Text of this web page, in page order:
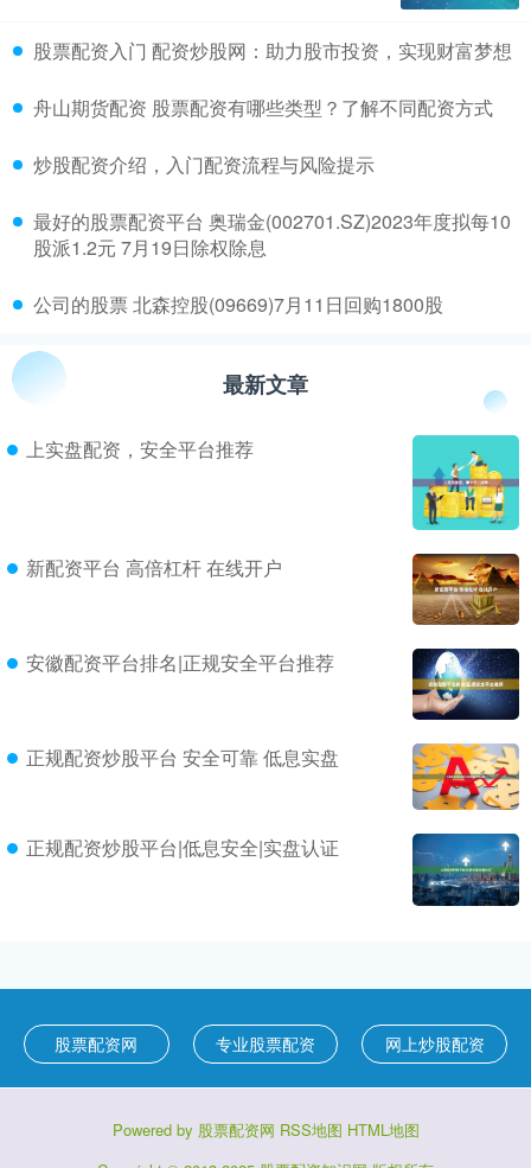
​股票配资入门 配资炒股网：助力股市投资，实现财富梦想
​舟山期货配资 股票配资有哪些类型？了解不同配资方式
​炒股配资介绍，入门配资流程与风险提示
​最好的股票配资平台 奥瑞金(002701.SZ)2023年度拟每10
股派1.2元 7月19日除权除息
​公司的股票 北森控股(09669)7月11日回购1800股
最新文章
上实盘配资，安全平台推荐
新配资平台 高倍杠杆 在线开户
安徽配资平台排名|正规安全平台推荐
正规配资炒股平台 安全可靠 低息实盘
正规配资炒股平台|低息安全|实盘认证
股票配资网 专业股票配资 网上炒股配资
Powered by 股票配资网 RSS地图 HTML地图